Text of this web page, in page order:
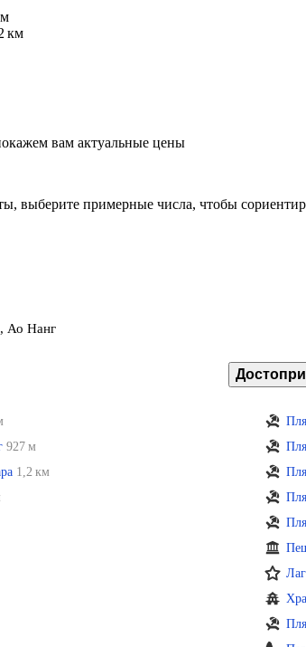
км
вам актуальные цены
выберите примерные числа, чтобы
Ао Нанг
927 м
1,2 км